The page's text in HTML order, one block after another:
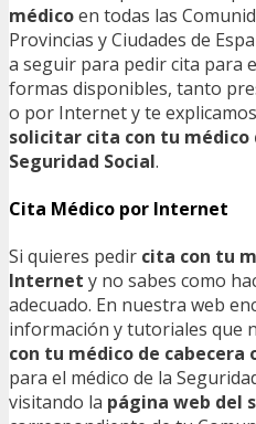
médicoen todas las
Provincias y Ciudades de
a seguir para pedir cita para
formas disponibles, tanto
o por Internet y te
solicitar cita con tu
Seguridad Social.
Cita Médico por Internet
Si quieres pedir cita con tu
Internet y no sabes como
adecuado. En nuestra web
información y tutoriales que
con tu médico de cabecera
para el médico de la
visitando la página web del